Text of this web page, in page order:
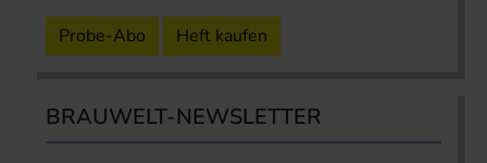
Probe-Abo Heft kaufen
BRAUWELT-NEWSLETTER